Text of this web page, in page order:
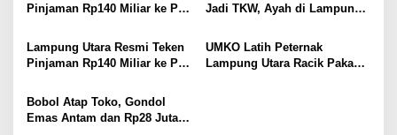
Pinjaman Rp140 Miliar ke PT
Perbaikan Jalan Butuh Waktu
Bertahun-tahun
Jadi TKW, Ayah di Lampung
Kandung Selama Empat
Tahun, Nyaris Diamuk Massa
Lampung Utara Resmi Teken
Pinjaman Rp140 Miliar ke PT
Jalan
UMKO Latih Peternak
Lampung Utara Racik Pakan
Bobol Atap Toko, Gondol
Emas Antam dan Rp28 Juta!